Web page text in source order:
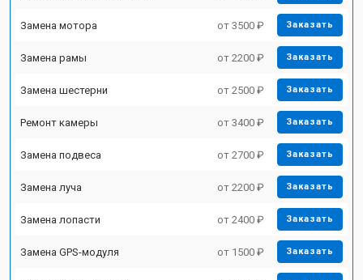
Замена мотора от 3500 ₽ Заказать
Замена рамы от 2200 ₽ Заказать
Замена шестерни от 2500 ₽ Заказать
Ремонт камеры от 3400 ₽ Заказать
Замена подвеса от 2700 ₽ Заказать
Замена луча от 2200 ₽ Заказать
Замена лопасти от 2400 ₽ Заказать
Замена GPS-модуля от 1500 ₽ Заказать